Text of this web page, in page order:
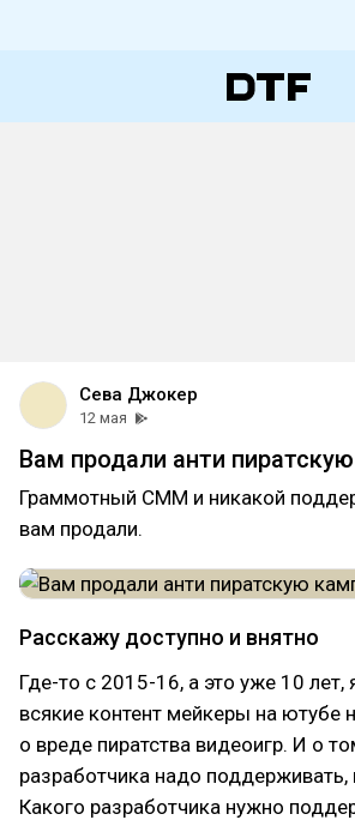
Сева Джокер
12 мая
Вам продали анти
Граммотный СММ и никакой
вам продали.
Расскажу доступно и внятно
Где-то с 2015-16, а это уже 10
всякие контент мейкеры на ютубе
о вреде пиратства видеоигр. И о
разработчика надо поддерживать,
Какого разработчика нужно